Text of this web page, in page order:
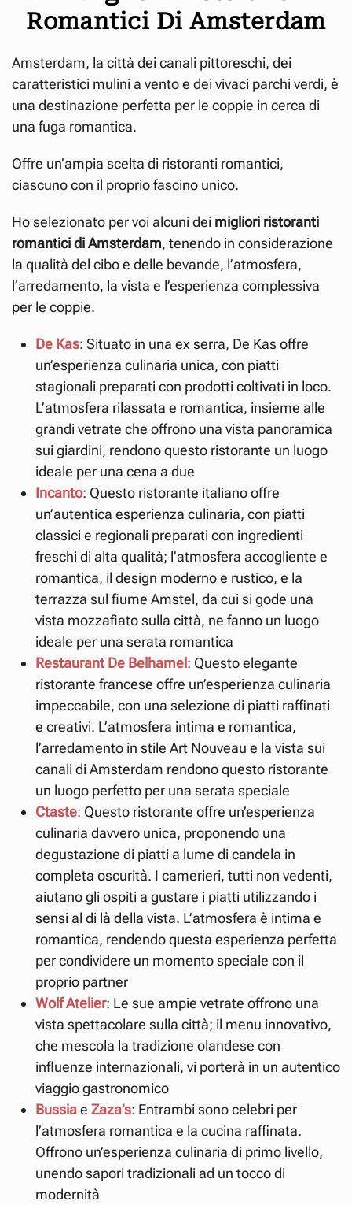
Romantici Di Amsterdam
Amsterdam, la città dei canali pittoreschi, dei
caratteristici mulini a vento e dei vivaci parchi verdi, è
una destinazione perfetta per le coppie in cerca di
una fuga romantica.
Offre un’ampia scelta di ristoranti romantici,
ciascuno con il proprio fascino unico.
Ho selezionato per voi alcuni dei migliori ristoranti
romantici di Amsterdam, tenendo in considerazione
la qualità del cibo e delle bevande, l’atmosfera,
l’arredamento, la vista e l’esperienza complessiva
per le coppie.
De Kas: Situato in una ex serra, De Kas offre
un’esperienza culinaria unica, con piatti
stagionali preparati con prodotti coltivati in loco.
L’atmosfera rilassata e romantica, insieme alle
grandi vetrate che offrono una vista panoramica
sui giardini, rendono questo ristorante un luogo
ideale per una cena a due
Incanto: Questo ristorante italiano offre
un’autentica esperienza culinaria, con piatti
classici e regionali preparati con ingredienti
freschi di alta qualità; l’atmosfera accogliente e
romantica, il design moderno e rustico, e la
terrazza sul fiume Amstel, da cui si gode una
vista mozzafiato sulla città, ne fanno un luogo
ideale per una serata romantica
Restaurant De Belhamel: Questo elegante
ristorante francese offre un’esperienza culinaria
impeccabile, con una selezione di piatti raffinati
e creativi. L’atmosfera intima e romantica,
l’arredamento in stile Art Nouveau e la vista sui
canali di Amsterdam rendono questo ristorante
un luogo perfetto per una serata speciale
Ctaste: Questo ristorante offre un’esperienza
culinaria davvero unica, proponendo una
degustazione di piatti a lume di candela in
completa oscurità. I camerieri, tutti non vedenti,
aiutano gli ospiti a gustare i piatti utilizzando i
sensi al di là della vista. L’atmosfera è intima e
romantica, rendendo questa esperienza perfetta
per condividere un momento speciale con il
proprio partner
Wolf Atelier: Le sue ampie vetrate offrono una
vista spettacolare sulla città; il menu innovativo,
che mescola la tradizione olandese con
influenze internazionali, vi porterà in un autentico
viaggio gastronomico
Bussiae Zaza’s: Entrambi sono celebri per
l’atmosfera romantica e la cucina raffinata.
Offrono un’esperienza culinaria di primo livello,
unendo sapori tradizionali ad un tocco di
modernità